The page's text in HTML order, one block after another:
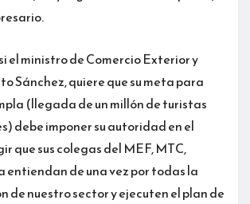
el ministro de Comercio Exterior y
Sánchez, quiere que su meta para
(llegada de un millón de turistas
debe imponer su autoridad en el
que sus colegas del MEF, MTC,
entiendan de una vez por todas la
de nuestro sector y ejecuten el plan de